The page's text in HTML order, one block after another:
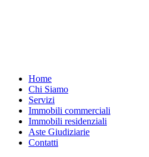
Home
Chi Siamo
Servizi
Immobili commerciali
Immobili residenziali
Aste Giudiziarie
Contatti